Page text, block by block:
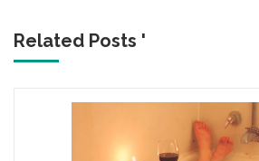
Related Posts '